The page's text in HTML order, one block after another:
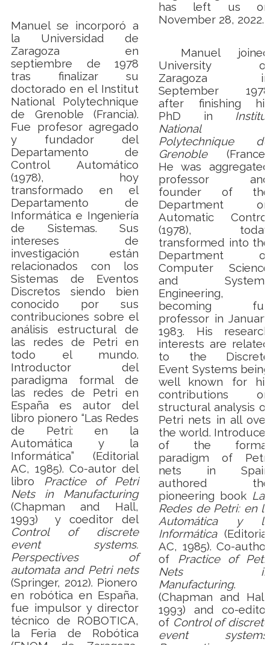
Manuel se incorporó a
la Universidad de
Zaragoza en
septiembre de 1978
tras finalizar su
doctorado en el Institut
National Polytechnique
de Grenoble (Francia).
Fue profesor agregado
y fundador del
Departamento de
Control Automático
(1978), hoy
transformado en el
Departamento de
Informática e Ingeniería
de Sistemas. Sus
intereses de
investigación están
relacionados con los
Sistemas de Eventos
Discretos siendo bien
conocido por sus
contribuciones sobre el
análisis estructural de
las redes de Petri en
todo el mundo.
Introductor del
paradigma formal de
las redes de Petri en
España es autor del
libro pionero “Las Redes
de Petri: en la
Automática y la
Informática” (Editorial
AC, 1985).Co-autor del
libro
Practice of Petri
Nets in Manufacturing
(Chapman and Hall,
1993)
y coeditor del
Control of discrete
event systems.
Perspectives of
automata and Petri nets
(Springer, 2012). Pionero
en robótica en España,
fue impulsor y director
técnico de ROBOTICA,
la Feria de Robótica
has left us on
November 28, 2022.
Manuel joined
University of
Zaragoza in
September 1978
after finishing his
PhD in Institut
National
Polytechnique de
Grenoble(France).
He was aggregated
professor and
founder of the
Department on
Automatic Control
(1978), today
transformed into the
Department of
Computer Science
and Systems
Engineering,
becoming full
professor in January
1983. His research
interests are related
to the Discrete
Event Systems being
well known for his
contributions on
structural analysis of
Petri nets in all over
the world. Introducer
of the formal
paradigm of Petri
nets in Spain
authored the
pioneering book Las
Redes de Petri: en la
Automática y la
Informática(Editorial
AC, 1985). Co-author
of
Practice of Petri
Nets in
Manufacturing.
(Chapman and Hall,
1993) and co-editor
of Control of discrete
event systems.